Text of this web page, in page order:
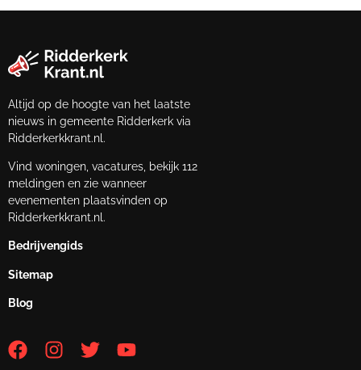
Altijd op de hoogte van het laatste
nieuws in gemeente Ridderkerk via
Ridderkerkkrant.nl.
Vind woningen, vacatures, bekijk 112
meldingen en zie wanneer
evenementen plaatsvinden op
Ridderkerkkrant.nl.
Bedrijvengids
Sitemap
Blog